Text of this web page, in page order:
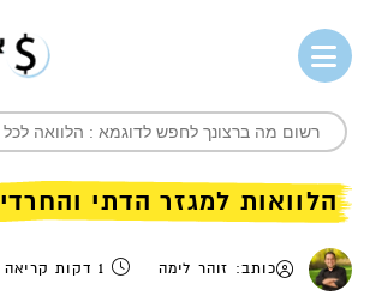
הלוואות למגזר הדתי והחרדי
כותב: זוהר לימה